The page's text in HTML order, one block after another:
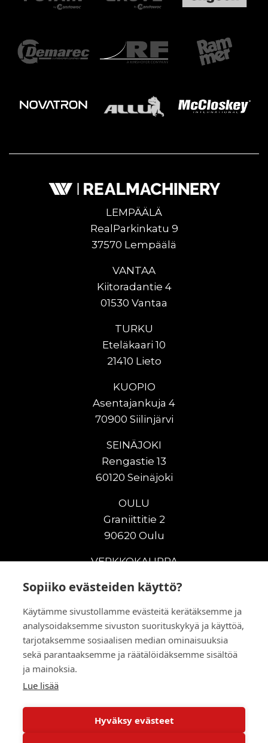
Sopiiko evästeiden käyttö?
Käytämme sivustollamme evästeitä kerätäksemme ja
analysoidaksemme sivuston suorituskykyä ja käyttöä,
tarjotaksemme sosiaalisen median ominaisuuksia
sekä parantaaksemme ja räätälöidäksemme sisältöä
ja mainoksia.
Lue lisää
Hyväksy evästeet
LEMPÄÄLÄ
RealParkinkatu 9
37570 Lempäälä
VANTAA
Kiitoradantie 4
01530 Vantaa
TURKU
Eteläkaari 10
21410 Lieto
KUOPIO
Asentajankuja 4
70900 Siilinjärvi
SEINÄJOKI
Rengastie 13
60120 Seinäjoki
OULU
Graniittitie 2
90620 Oulu
VERKKOKAUPPA
Uudet maanrakennuskoneet
Vuokrakoneet
Kampanjat
Vaihtokoneet
© 2026 RealMachinery Oy